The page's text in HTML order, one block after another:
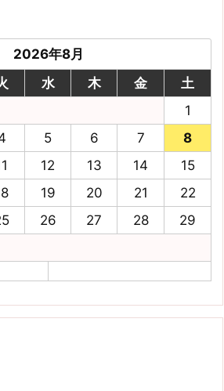
2026年8月
水 木 金
土
1
5 6 7
8
12 13 14
15
19 20 21
22
26 27 28
29